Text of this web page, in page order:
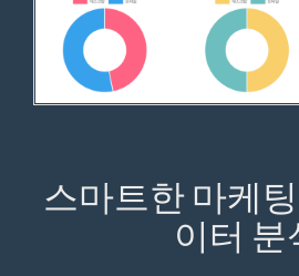
스마트한 마케
이터 분